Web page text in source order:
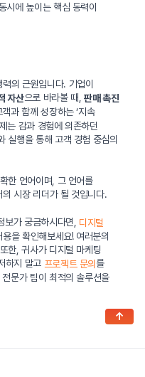
시에 높이는 핵심 동력이
의 근원입니다. 기업이
자산으로 바라볼 때,판매 촉진
과 함께 성장하는 ‘지속
는 감과 경험에 의존하던
실행을 통해 고객 경험 중심의
한 언어이며, 그 언어를
시장 리더가 될 것입니다.
가 궁금하시다면, 디지털
을 확인해보세요! 여러분의
한, 귀사가 디지털 마케팅
하지 말고 프로젝트 문의 를
문가 팀이 최적의 솔루션을
↑